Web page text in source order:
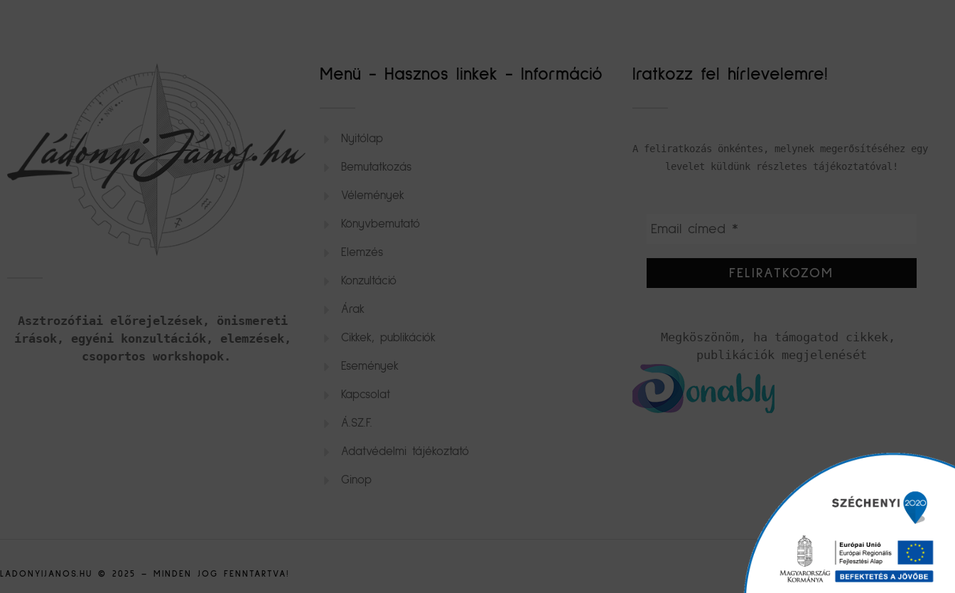
Asztrozófiai előrejelzések, önismereti
írások, egyéni konzultációk, elemzések,
csoportos workshopok.
Menü - Hasznos linkek - Információ
Nyitólap
Bemutatkozás
Vélemények
Könyvbemutató
Elemzés
Konzultáció
Árak
Cikkek, publikációk
Események
Kapcsolat
Á.SZ.F.
Adatvédelmi tájékoztató
Ginop
Iratkozz fel hírlevelemre!
A feliratkozás önkéntes, melynek megerősítéséhez egy
levelet küldünk részletes tájékoztatóval!
Megköszönöm, ha támogatod cikkek,
publikációk megjelenését
LADONYIJANOS.HU © 2025 – MINDEN JOG FENNTARTVA!